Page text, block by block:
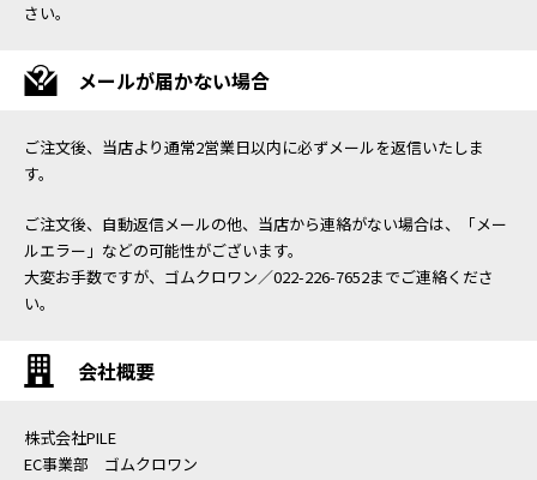
さい。
メールが届かない場合
ご注文後、当店より通常2営業日以内に必ずメールを返信いたしま
す。
ご注文後、自動返信メールの他、当店から連絡がない場合は、「メー
ルエラー」などの可能性がございます。
大変お手数ですが、ゴムクロワン／022-226-7652までご連絡くださ
い。
会社概要
株式会社PILE
EC事業部 ゴムクロワン